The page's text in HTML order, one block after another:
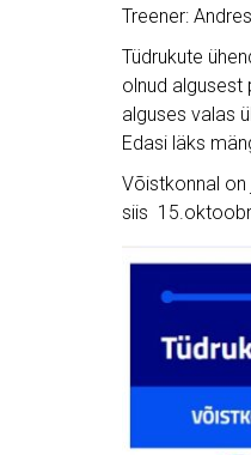
Treener:
Tüdrukute
olnud algusest
alguses valas
Edasi läks
Võistkonnal on
siis